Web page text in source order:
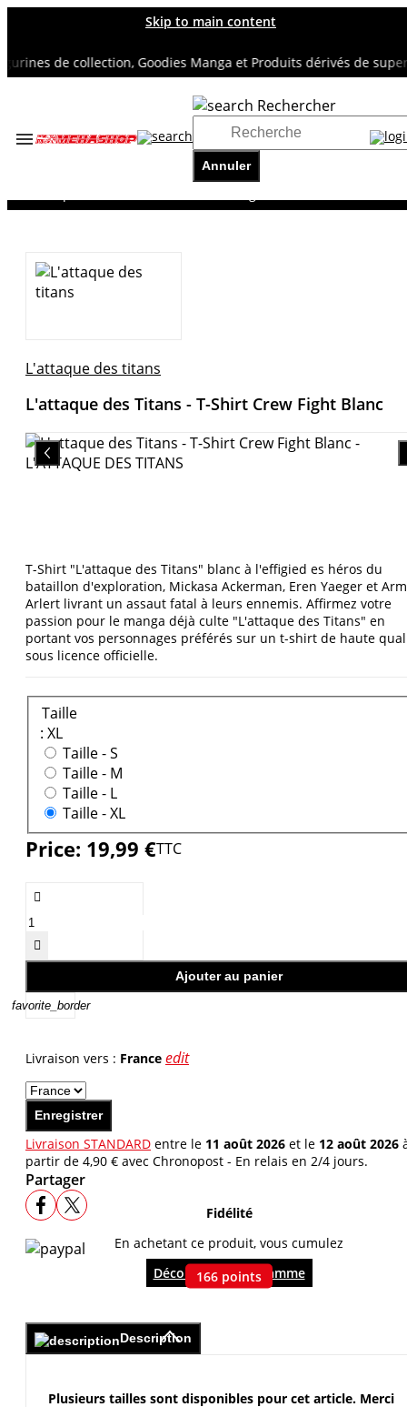
Skip to main content
de collection, Goodies Manga et Produits dérivés de super
Rechercher
Annuler
Accueil
L'attaque des titans
L'attaque des Titans - T-Shirt Crew Fight Blanc
T-Shirt "L'attaque des Titans" blanc à l'effigied es héros du
bataillon d'exploration, Mickasa Ackerman, Eren Yaeger et
Arlert livrant un assaut fatal à leurs ennemis. Affirmez votre
passion pour le manga déjà culte "L'attaque des Titans" en
portant vos personnages préférés sur un t-shirt de haute
sous licence officielle.
Taille
: XL
Taille -S
Taille - M
Taille - L
Taille -XL
Price: 19,99 €TTC


Ajouter au panier
favorite_border
Livraison vers : France edit
Enregistrer
Livraison STANDARD entre le 11 août 2026 et le 12 août 2026
partir de 4,90 € avec Chronopost - En relais en 2/4 jours.
Partager
Fidélité
En achetant ce produit, vous cumulez
166 points
Découvrir le programme
Description
Plusieurs tailles sont disponibles pour cet article. Merci